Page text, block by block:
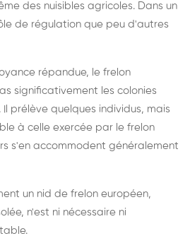
des nuisibles agricoles. Dans un
de régulation que peu d'autres
répandue, le frelon
significativement les colonies
prélève quelques individus, mais
à celle exercée par le frelon
s'en accommodent généralement
un nid de frelon européen,
n'est ni nécessaire ni